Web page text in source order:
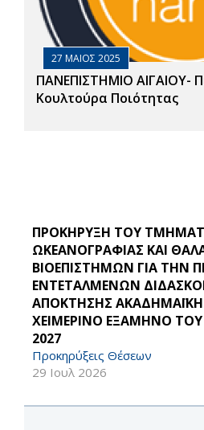
27 ΜΑΙΟΣ 2025
ΠΑΝΕΠΙΣΤΗΜΙΟ ΑΙΓΑΙΟΥ-
Κουλτούρα Ποιότητας
ΠΡΟΚΗΡΥΞΗ ΤΟΥ
ΩΚΕΑΝΟΓΡΑΦΙΑΣ ΚΑΙ
ΒΙΟΕΠΙΣΤΗΜΩΝ ΓΙΑ ΤΗΝ
ΕΝΤΕΤΑΛΜΕΝΩΝ
ΑΠΟΚΤΗΣΗΣ
ΧΕΙΜΕΡΙΝΟ ΕΞΑΜΗΝΟ ΤΟΥ
2027
Προκηρύξεις Θέσεων
29 Ιουλ 2026